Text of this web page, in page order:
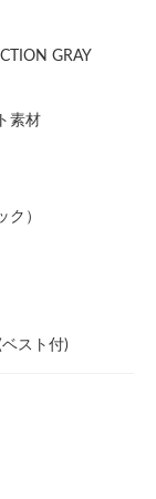
GRAY
素材
ク）
スト付)